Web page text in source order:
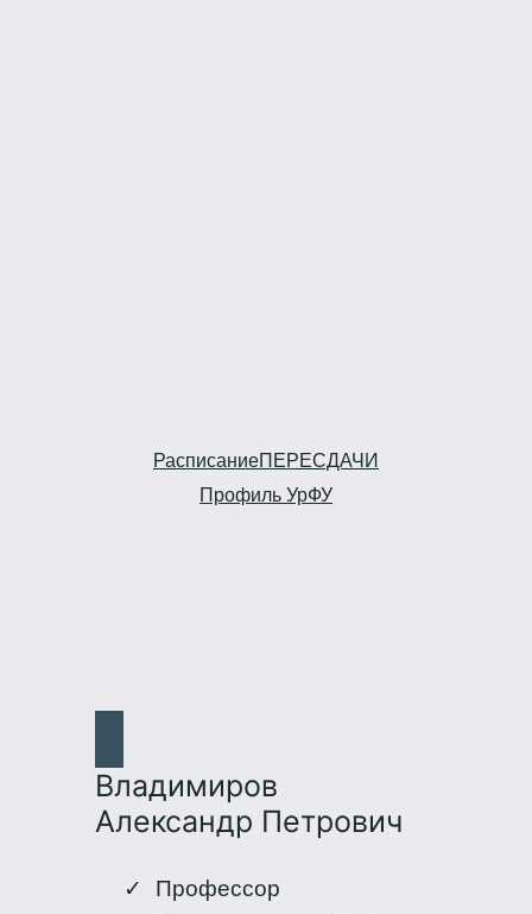
РасписаниеПЕРЕСДАЧИ
Профиль УрФУ
Владимиров
Александр Петрович
Профессор